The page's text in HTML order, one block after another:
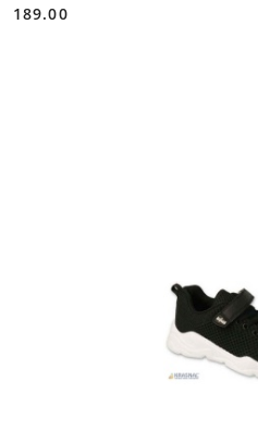
Cena:
189.00